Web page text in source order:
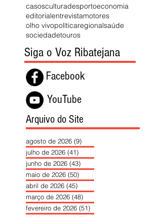
casosculturadesportoeconomia
editorialentrevistamotores
olho vivopolíticaregionalsaúde
sociedadetouros
Siga o Voz Ribatejana
Facebook
YouTube
Arquivo do Site
agosto de 2026 (9)
julho de 2026 (41)
junho de 2026 (43)
maio de 2026 (50)
abril de 2026 (45)
março de 2026 (48)
fevereiro de 2026 (51)